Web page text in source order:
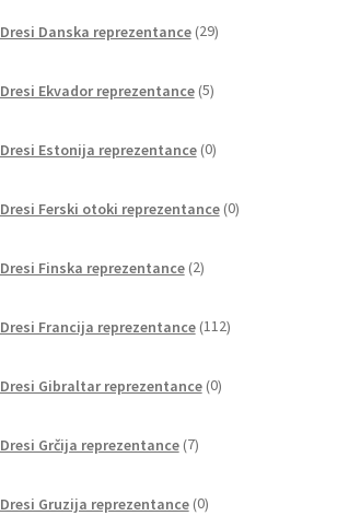
Dresi Danska reprezentance 29izdelkov
Dresi Ekvador reprezentance 5izdelkov
Dresi Estonija reprezentance 0izdelkov
Dresi Ferski otoki reprezentance 0izdelkov
Dresi Finska reprezentance 2izdelka
Dresi Francija reprezentance 112izdelkov
Dresi Gibraltar reprezentance 0izdelkov
Dresi Grčija reprezentance 7izdelkov
Dresi Gruzija reprezentance 0